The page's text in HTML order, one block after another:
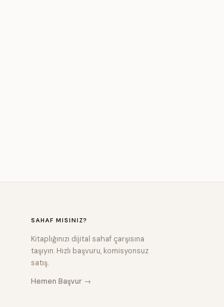
SAHAF MISINIZ?
Kitaplığınızı dijital sahaf çarşısına
taşıyın. Hızlı başvuru, komisyonsuz
satış.
Hemen Başvur →